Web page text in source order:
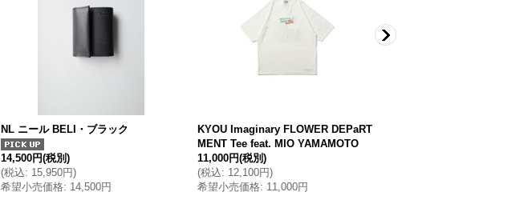
NL ニール BELI・ブラック
14,500円(税別)
(税込: 15,950円)
希望小売価格: 14,500円
KYOU Imaginary FLOWER DEPaRT
MENT Tee feat. MIO YAMAMOTO
11,000円(税別)
(税込: 12,100円)
希望小売価格: 11,000円